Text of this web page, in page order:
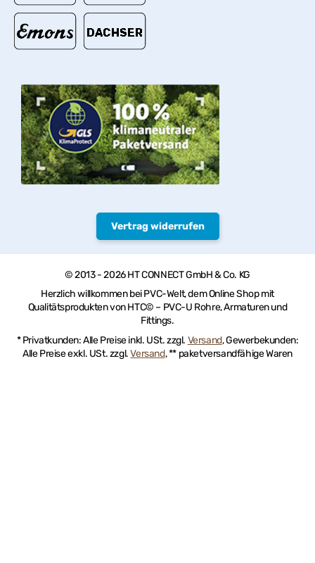
Vertrag widerrufen
© 2013 - 2026 HT CONNECT GmbH & Co. KG
Herzlich willkommen bei PVC-Welt, dem Online Shop mit
Qualitätsprodukten von HTC© – PVC-U Rohre, Armaturen und
Fittings.
* Privatkunden: Alle Preise inkl. USt. zzgl. Versand, Gewerbekunden:
Alle Preise exkl. USt. zzgl.Versand, ** paketversandfähige Waren